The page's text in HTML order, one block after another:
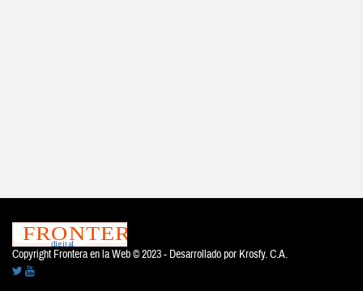
Copyright Frontera en la Web © 2023 - Desarrollado por Krosfy. C.A.